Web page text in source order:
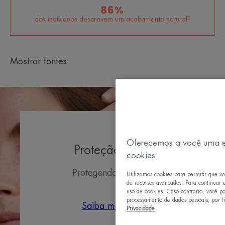
TEXTURA
Uma textura fina e flexível que é fácil de aplicar e tem um
acabamento natural.
Aroma do produto
Sem perfume
86%
dos indivíduos descrevem um acabamento natural²
Mostrar fontes
Proteção solar
Protegendo o futuro.
Saiba mais
Oferecemos a você uma
cookies
Utilizamos cookies para permitir que
de recursos avançados. Para
uso de cookies. Caso contrário, você
processamento de dados pessoais,
Privacidade